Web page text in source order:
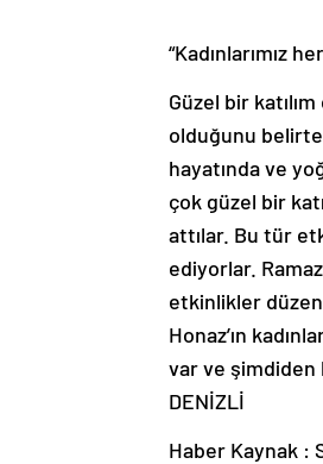
“Kadınlarımız
Güzel bir
olduğunu
hayatında ve
çok güzel bir
attılar. Bu tür
ediyorlar.
etkinlikler
Honaz’ın
var ve şimdiden
DENİZLİ
Haber Kaynak :